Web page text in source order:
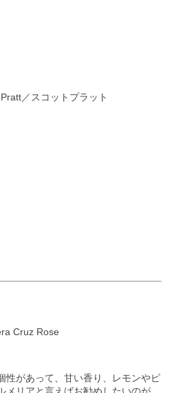
／スコットプラット
Cruz Rose
性があって、甘い香り、レモンやピ